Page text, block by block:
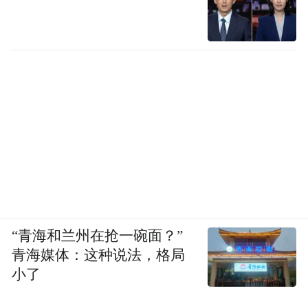
“青海和兰州在抢一碗面？”
青海媒体：这种说法，格局
小了